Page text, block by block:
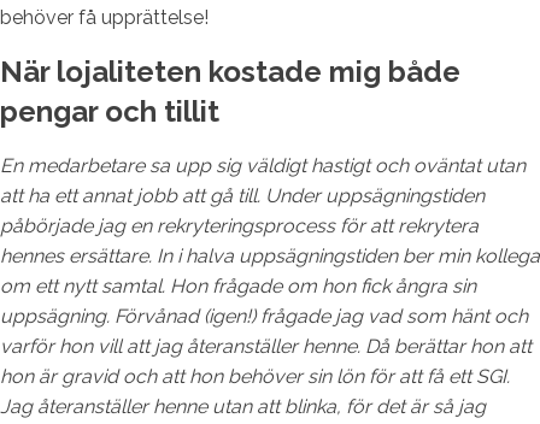
behöver få upprättelse!
När lojaliteten kostade mig både
pengar och tillit
En medarbetare sa upp sig väldigt hastigt och oväntat utan
att ha ett annat jobb att gå till. Under uppsägningstiden
påbörjade jag en rekryteringsprocess för att rekrytera
hennes ersättare. In i halva uppsägningstiden ber min kollega
om ett nytt samtal. Hon frågade om hon fick ångra sin
uppsägning. Förvånad (igen!) frågade jag vad som hänt och
varför hon vill att jag återanställer henne. Då berättar hon att
hon är gravid och att hon behöver sin lön för att få ett SGI.
Jag återanställer henne utan att blinka, för det är så jag